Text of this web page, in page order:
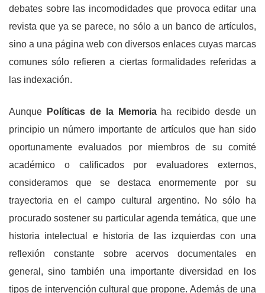
debates sobre las incomodidades que provoca editar una
revista que ya se parece, no sólo a un banco de artículos,
sino a una página web con diversos enlaces cuyas marcas
comunes sólo refieren a ciertas formalidades referidas a
las indexación.
Aunque Políticas de la Memoriaha recibido desde un
principio un número importante de artículos que han sido
oportunamente evaluados por miembros de su comité
académico o calificados por evaluadores externos,
consideramos que se destaca enormemente por su
trayectoria en el campo cultural argentino. No sólo ha
procurado sostener su particular agenda temática, que une
historia intelectual e historia de las izquierdas con una
reflexión constante sobre acervos documentales en
general, sino también una importante diversidad en los
tipos de intervención cultural que propone. Además de una